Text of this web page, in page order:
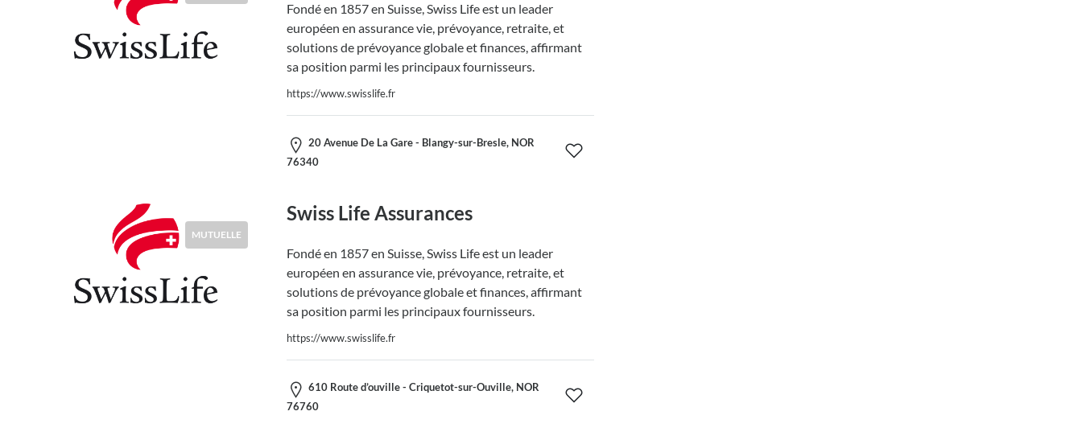
Fondé en 1857 en Suisse, Swiss Life est un leader
européen en assurance vie, prévoyance, retraite, et
solutions de prévoyance globale et finances, affirmant
sa position parmi les principaux fournisseurs.
https://www.swisslife.fr
20 Avenue De La Gare - Blangy-sur-Bresle, NOR
76340
MUTUELLE
Swiss Life Assurances
Fondé en 1857 en Suisse, Swiss Life est un leader
européen en assurance vie, prévoyance, retraite, et
solutions de prévoyance globale et finances, affirmant
sa position parmi les principaux fournisseurs.
https://www.swisslife.fr
610 Route d’ouville - Criquetot-sur-Ouville, NOR
76760